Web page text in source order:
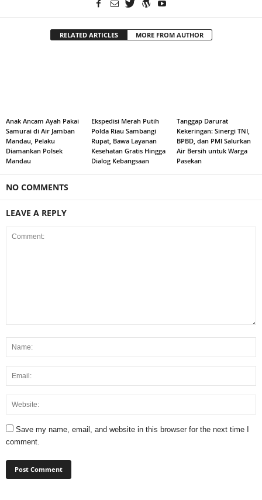
RELATED ARTICLES MORE FROM AUTHOR
Anak Ancam Ayah Pakai
Samurai di Air Jamban
Mandau, Pelaku
Diamankan Polsek
Mandau
Ekspedisi Merah Putih
Polda Riau Sambangi
Rupat, Bawa Layanan
Kesehatan Gratis Hingga
Dialog Kebangsaan
Tanggap Darurat
Kekeringan: Sinergi TNI,
BPBD, dan PMI Salurkan
Air Bersih untuk Warga
Pasekan
NO COMMENTS
LEAVE A REPLY
Save my name, email, and website in this browser for the next time I
comment.